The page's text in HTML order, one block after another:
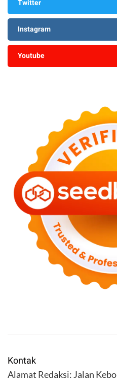
Twitter
Instagram
Youtube
Kontak
Alamat Redaksi: Jalan